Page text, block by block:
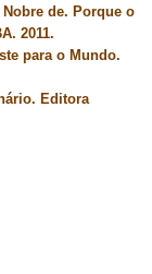
de. Porque o
2011.
para o Mundo.
Editora